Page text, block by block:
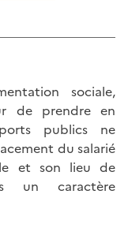
sociale,
de prendre en
publics ne
du salarié
et son lieu de
un caractère